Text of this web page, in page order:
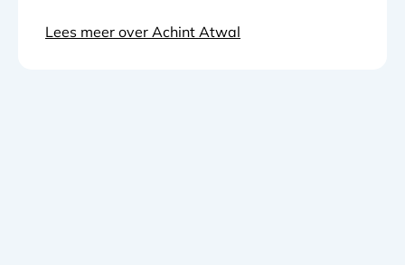
Lees meer over Achint Atwal